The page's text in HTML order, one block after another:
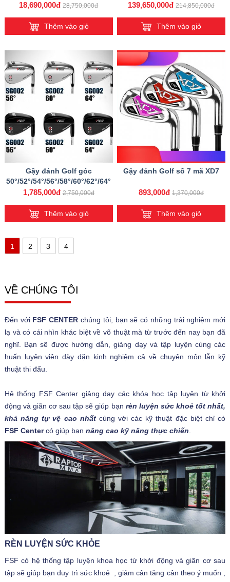
18,690,000đ 28,750,000đ
Thêm vào giỏ
139,650,000đ 214,850,000đ
Thêm vào giỏ
Gậy đánh Golf góc
50°/52°/54°/56°/58°/60°/62°/64°
1,785,000đ 2,750,000đ
Thêm vào giỏ
Gậy đánh Golf số 7 mã XD7
893,000đ 1,370,000đ
Thêm vào giỏ
1 2 3 4
VỀ CHÚNG TÔI
Đến với FSF CENTER chúng tôi, bạn sẽ có những trải nghiệm mới
lạ và có cái nhìn khác biệt về võ thuật mà từ trước đến nay bạn đã
nghĩ. Bạn sẽ được hướng dẫn, giảng dạy và tập luyện cùng các
huấn luyện viên dày dặn kinh nghiệm cả về chuyên môn lẫn kỹ
thuật thi đấu.
Hệ thống FSF Center giảng dạy các khóa học tập luyện từ khởi
động và giãn cơ sau tập sẽ giúp bạn rèn luyện sức khoẻ tốt nhất,
khả năng tự vệ cao nhấtcùng với các kỹ thuật đặc biệt chỉ có
FSF Centercó giúp bạn nâng cao kỹ năng thực chiến.
RÈN LUYỆN SỨC KHỎE
FSF có hệ thống tập luyện khoa học từ khởi động và giãn cơ sau
tập sẽ giúp bạn duy trì sức khoẻ , giảm cân tăng cân theo ý muốn ,